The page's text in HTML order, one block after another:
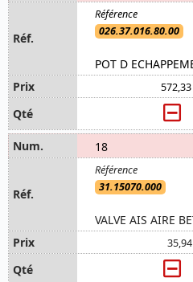
026.37.016.80.00
POT D
572,33
18
31.15070.000
VALVE AIS AIRE